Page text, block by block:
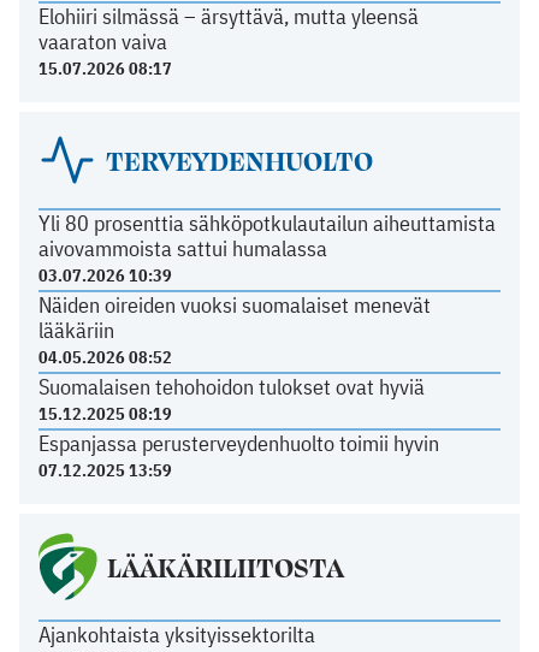
Elohiiri silmässä – ärsyttävä, mutta yleensä
vaaraton vaiva
15.07.2026 08:17
TERVEYDENHUOLTO
Yli 80 prosenttia sähköpotkulautailun aiheuttamista
aivovammoista sattui humalassa
03.07.2026 10:39
Näiden oireiden vuoksi suomalaiset menevät
lääkäriin
04.05.2026 08:52
Suomalaisen tehohoidon tulokset ovat hyviä
15.12.2025 08:19
Espanjassa perusterveydenhuolto toimii hyvin
07.12.2025 13:59
LÄÄKÄRILIITOSTA
Ajankohtaista yksityissektorilta